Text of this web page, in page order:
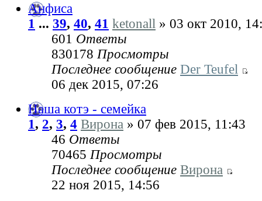
Анфиса
1 ... 39, 40, 41 ketonall » 03 окт 2010,
601 Ответы
830178 Просмотры
Последнее сообщение Der Teufel
06 дек 2015, 07:26
Наша котэ - семейка
1, 2, 3, 4 Вирона » 07 фев 2015, 11:43
46 Ответы
70465 Просмотры
Последнее сообщение Вирона
22 ноя 2015, 14:56